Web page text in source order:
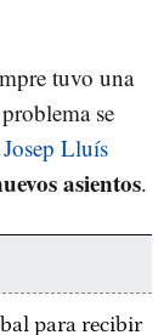
tuvo una
se
Josep Lluís
asientos.
para recibir